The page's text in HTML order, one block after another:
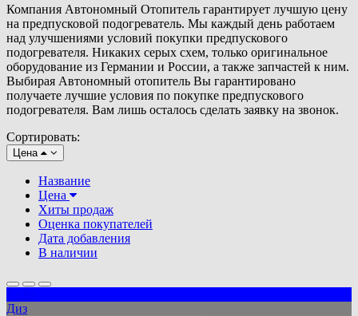
Компания Автономный Отопитель гарантирует лучшую цену
на предпусковой подогреватель. Мы каждый день работаем
над улучшениями условий покупки предпускового
подогревателя. Никаких серых схем, только оригинальное
оборудование из Германии и России, а также запчастей к ним.
Выбирая Автономный отопитель Вы гарантировано
получаете лучшие условия по покупке предпускового
подогревателя. Вам лишь осталось сделать заявку на звонок.
Сортировать:
Цена
Название
Цена
Хиты продаж
Оценка покупателей
Дата добавления
В наличии
Диз